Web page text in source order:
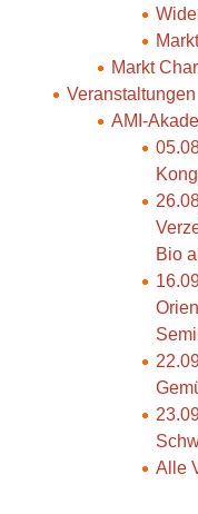
Markt
Veranstaltungen
AMI-
Bio
Alle